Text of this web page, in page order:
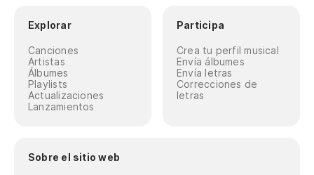
Explorar
Canciones
Artistas
Álbumes
Playlists
Actualizaciones
Lanzamientos
Participa
Crea tu perfil musical
Envía álbumes
Envía letras
Correcciones de
letras
Sobre el sitio web